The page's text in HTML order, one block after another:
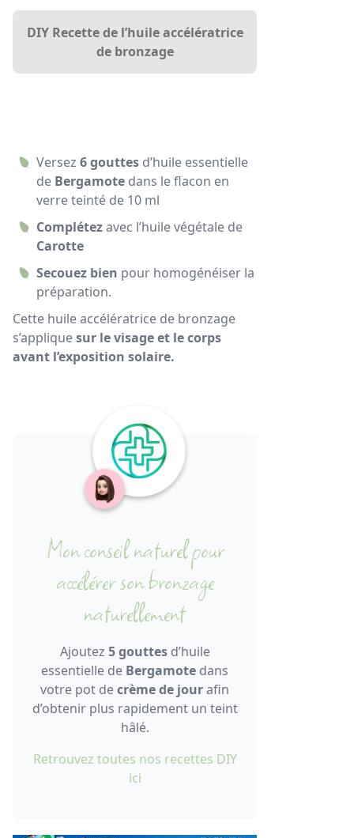
DIY Recette de l’huile accélératrice
de bronzage
Versez 6 gouttes d’huile essentielle
de Bergamote dans le flacon en
verre teinté de 10 ml
Complétezavec l’huile végétale de
Carotte
Secouez bien pour homogénéiser la
préparation.
Cette huile accélératrice de bronzage
s’appliquesur le visage et le corps
avant l’exposition solaire.
Mon conseil naturel pour
accélérer son bronzage
naturellement
Ajoutez 5 gouttesd’huile
essentielle de Bergamote dans
votre pot decrème de jourafin
d’obtenir plus rapidement un teint
hâlé.
Retrouvez toutes nos recettes DIY
ici